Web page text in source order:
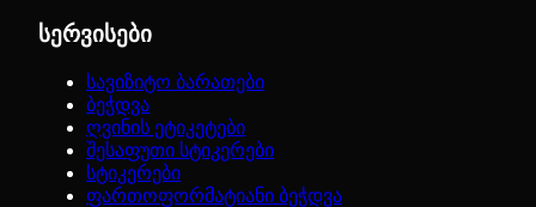
სერვისები
სავიზიტო ბარათები
ბეჭდვა
ღვინის ეტიკეტები
შესაფუთი სტიკერები
სტიკერები
ფართოფორმატიანი ბეჭდვა